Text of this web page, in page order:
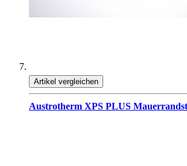
Artikel vergleichen
Austrotherm XPS PLUS